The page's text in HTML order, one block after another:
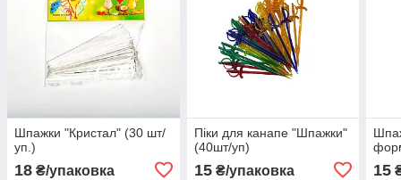
Шпажки "Кристал" (30 шт/
уп.)
18 ₴/упаковка
Піки для канапе "Шпажки"
(40шт/уп)
15₴/упаковка 15